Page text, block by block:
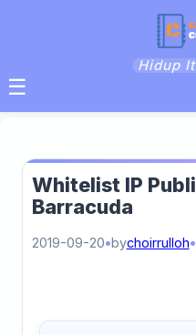
Hidup
☰
Whitelist IP
Barracuda
2019-09-20 bychoirrulloh